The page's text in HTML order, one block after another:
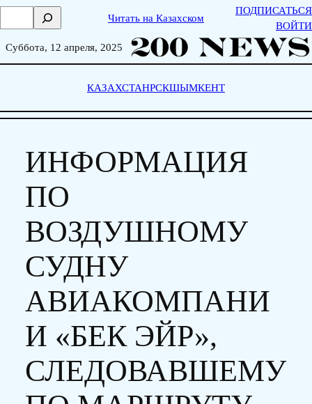
Skip
о
Читать на Казахском
ПОДПИСАТЬСЯ
ВОЙТИ
Суббота, 12 апреля, 2025
КАЗАХСТАНРСКШЫМКЕНТ
ИНФОРМАЦИЯ
ПО
ВОЗДУШНОМУ
СУДНУ
АВИАКОМПАНИ
И «БЕК ЭЙР»,
СЛЕДОВАВШЕМУ